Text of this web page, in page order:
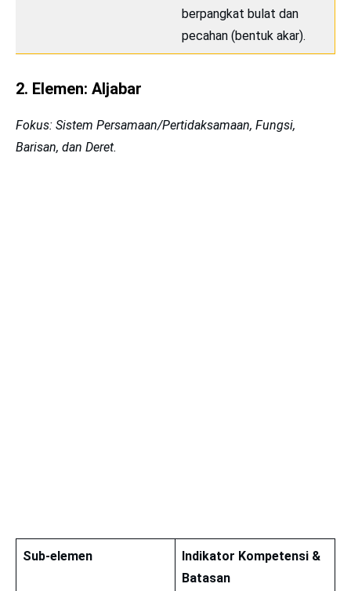
berpangkat bulat dan
pecahan (bentuk akar).
2. Elemen: Aljabar
Fokus: Sistem Persamaan/Pertidaksamaan, Fungsi,
Barisan, dan Deret.
Sub-elemen
Indikator Kompetensi &
Batasan